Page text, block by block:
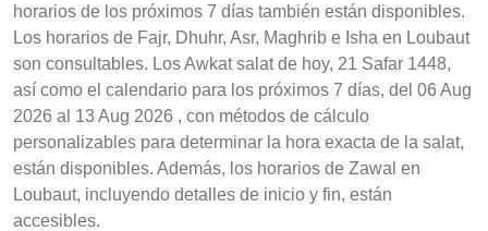
horarios de los próximos 7 días también están disponibles.
Los horarios de Fajr, Dhuhr, Asr, Maghrib e Isha en Loubaut
son consultables. Los Awkat salat de hoy, 21 Safar 1448,
así como el calendario para los próximos 7 días, del 06 Aug
2026 al 13 Aug 2026 , con métodos de cálculo
personalizables para determinar la hora exacta de la salat,
están disponibles. Además, los horarios de Zawal en
Loubaut, incluyendo detalles de inicio y fin, están
accesibles.